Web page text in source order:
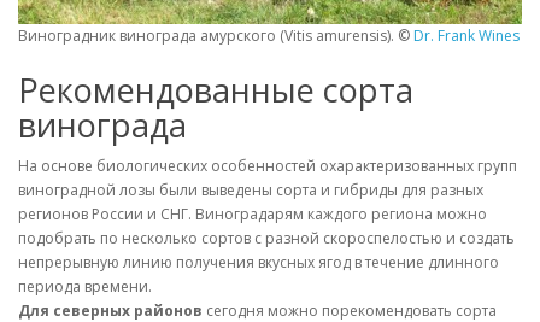
Виноградник винограда амурского (Vitis amurensis). © Dr. Frank Wines
Рекомендованные сорта
винограда
На основе биологических особенностей охарактеризованных групп
виноградной лозы были выведены сорта и гибриды для разных
регионов России и СНГ. Виноградарям каждого региона можно
подобрать по несколько сортов с разной скороспелостью и создать
непрерывную линию получения вкусных ягод в течение длинного
периода времени.
Для северных районов сегодня можно порекомендовать сорта